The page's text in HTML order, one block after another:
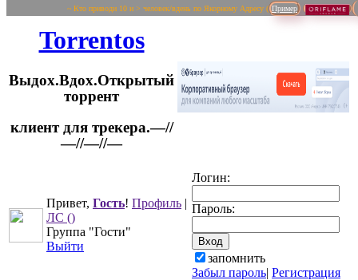
~ Кто приводи 10 и > человек/вдень по Якорному Адресу ( Пример
Torrentos
Выдох.Вдох.Открытый
торрент
Привет, Гость! Профиль |
ЛС ()
Группа "Гости"
Выйти
Логин:
Пароль:
запомнить
Забыл пароль| Регистрация